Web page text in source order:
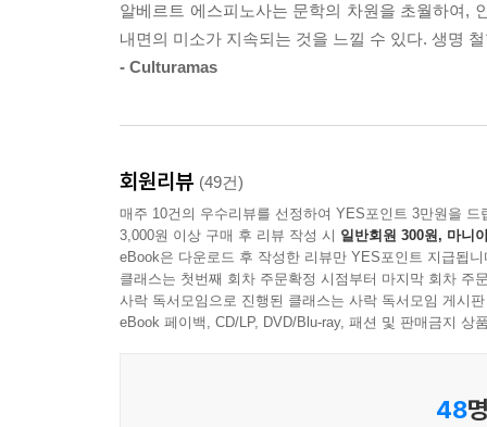
- Amazon.es의 Cristina
· 알베르트 에스피노사는 최고의 작가다. 나는 그
알베르트 에스피노사는 문학의 차원을 초월하여,
내면의 미소가 지속되는 것을 느낄 수 있다. 생명
- Culturamas
회원리뷰 (49건)
매주 10건의 우수리뷰를 선정하여 YES포인트 3만원을 드
3,000원 이상 구매 후 리뷰 작성 시 일반회원 300원, 마니
eBook은 다운로드 후 작성한 리뷰만 YES포인트 지급됩니
클래스는 첫번째 회차 주문확정 시점부터 마지막 회차 주
사락 독서모임으로 진행된 클래스는 사락 독서모임 게시
eBook 페이백, CD/LP, DVD/Blu-ray, 패션 및 판매금지 상
48